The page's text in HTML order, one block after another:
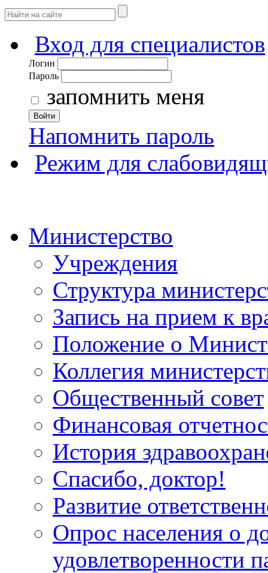
Вход для специалистов
Логин
Пароль
запомнить меня
Войти
Напомнить пароль
Режим для
Министерство
Учреждения
Структура
Запись на прием к
Положение о
Коллегия
Общественный совет
Финансовая
История
Спасибо, доктор!
Развитие
Опрос населения о
удовлетворенности